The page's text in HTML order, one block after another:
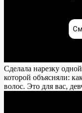
Сделала нарезку
которой объясняли:
волос. Это для вас,